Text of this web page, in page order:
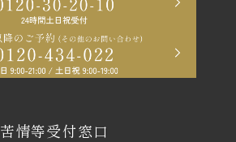
苦情等受付窓口